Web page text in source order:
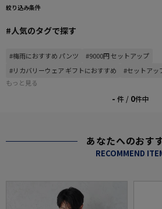
絞り込み条件
#人気のタグで探す
#梅雨におすすめ パンツ
#9000円 セットアップ
#リカバリーウェア ギフトにおすすめ
#セットアッ
もっと見る
- 件 / 0件中
あなたへのおす
RECOMMEND